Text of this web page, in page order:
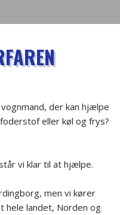
der kan hjælpe
eller køl og frys?
vi klar til at hjælpe.
men vi kører
hele landet, Norden og